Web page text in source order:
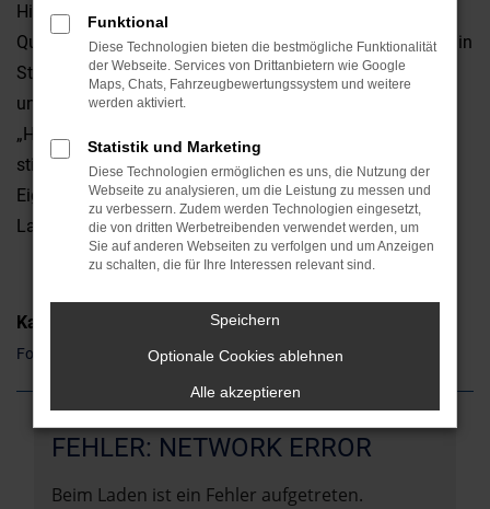
Hinsicht überzeugt. Da ist zum einen die erstklassige
Qualität, da sind aber auch die emotionalen Faktoren. Ob in
Straubing oder anderswo: ein Ford Edge ist ein Hingucker
und weckt gleich auf den ersten Blick Sympathien. Die
„Hardfacts“ wie Leistung, Ausstattung und Verbrauch
stimmen natürlich ebenfalls und unterstreichen die
Eignung sowohl für den Stadtverkehr als auch für
Landstraße und Autobahn.
Kategorie
Ford Edge Gebrauchtwagen Straubing
FEHLER: NETWORK ERROR
Beim Laden ist ein Fehler aufgetreten.
Funktional
Diese Technologien bieten die bestmögliche Funktionalität
der Webseite. Services von Drittanbietern wie Google
Maps, Chats, Fahrzeugbewertungssystem und weitere
werden aktiviert.
Statistik und Marketing
Diese Technologien ermöglichen es uns, die Nutzung der
Webseite zu analysieren, um die Leistung zu messen und
zu verbessern. Zudem werden Technologien eingesetzt,
die von dritten Werbetreibenden verwendet werden, um
Sie auf anderen Webseiten zu verfolgen und um Anzeigen
zu schalten, die für Ihre Interessen relevant sind.
Speichern
Optionale Cookies ablehnen
Alle akzeptieren